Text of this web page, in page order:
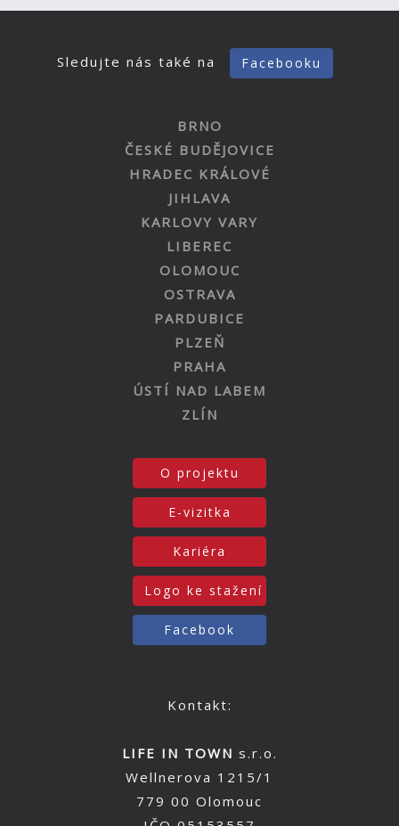
Sledujte nás také na Facebooku
BRNO
ČESKÉ BUDĚJOVICE
HRADEC KRÁLOVÉ
JIHLAVA
KARLOVY VARY
LIBEREC
OLOMOUC
OSTRAVA
PARDUBICE
PLZEŇ
PRAHA
ÚSTÍ NAD LABEM
ZLÍN
O projektu
E-vizitka
Kariéra
Logo ke stažení
Facebook
Kontakt:
LIFE IN TOWN s.r.o.
Wellnerova 1215/1
779 00 Olomouc